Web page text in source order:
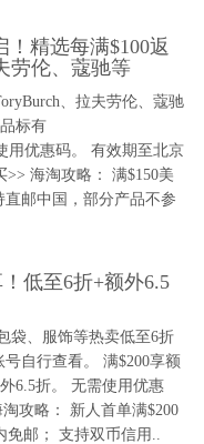
！精选每满$100返
劳伦、蔻驰等
、拉夫劳伦、蔻驰
标有
用优惠码。 有效期至北京
>> 海淘攻略： 满$150美
邮中国，部分产品不参
低至6折+额外6.5
袋、服饰等热卖低至6折
自行查看。 满$200享额
6.5折。 无需使用优惠
攻略： 新人首单满$200
免邮； 支持双币信用..